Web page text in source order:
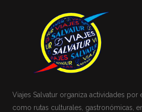
Viajes Salvatur organiza actividades por
como rutas culturales, gastronómicas,